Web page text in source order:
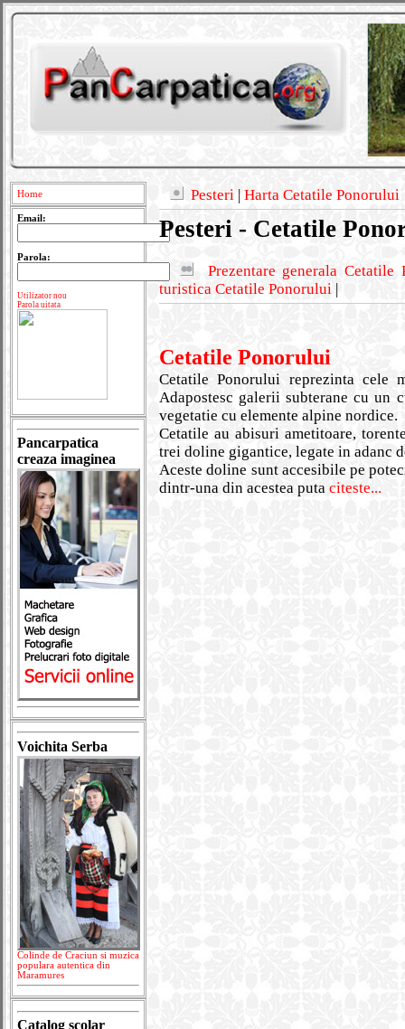
Home
Email:
Parola:
Utilizator nou
Parola uitata
Pancarpatica
creaza imaginea
Voichita Serba
Colinde de Craciun si muzica
populara autentica din
Maramures
Catalog scolar
Pesteri | Harta Cetatile Ponorului
Pesteri - Cetatile
Prezentare generala Cetatile
turistica Cetatile Ponorului |
Cetatile Ponorului
Cetatile Ponorului reprezinta cele
Adapostesc galerii subterane cu un
vegetatie cu elemente alpine nordice.
Cetatile au abisuri ametitoare,
trei doline gigantice, legate in adanc
Aceste doline sunt accesibile pe
dintr-una din acestea puta citeste...